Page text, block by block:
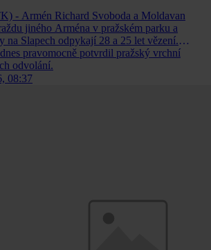
- Armén Richard Svoboda a Moldavan
jiného Arména v pražském parku a
na Slapech odpykají 28 a 25 let vězení.
pravomocně potvrdil pražský vrchní
odvolání.
08:37